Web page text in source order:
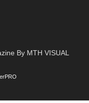
By MTH VISUAL